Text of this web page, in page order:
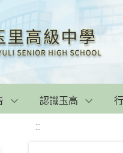
認識玉高
:::